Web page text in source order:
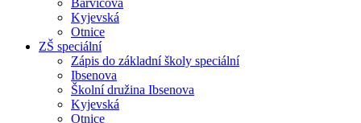
Kyjevská
Otnice
ZŠ speciální
Zápis do základní školy speciální
Ibsenova
Školní družina Ibsenova
Kyjevská
Otnice